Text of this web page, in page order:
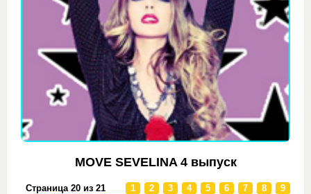
MOVE SEVELINA 4 выпуск
Страница 20 из 21 1 2 3 4 5 6 7 8
9